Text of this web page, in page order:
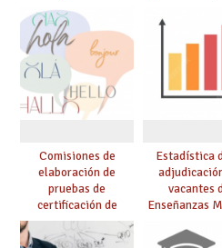
Comisiones de
elaboración de
pruebas de
certificación de
competencia
lingüística: publicada
Estadística
vacantes
Enseñanzas